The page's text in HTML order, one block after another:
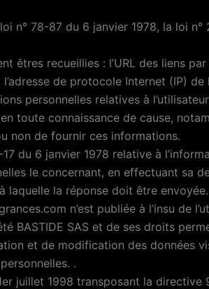
n° 78-87 du 6 janvier 1978, la loi
recueillies : l’URL des liens
de protocole Internet (IP) de
personnelles relatives à
toute connaissance de cause,
non de fournir ces informations.
du 6 janvier 1978 relative à
le concernant, en effectuant sa
laquelle la réponse doit être envoyée.
n’est publiée à l’insu de
BASTIDE SAS et de ses droits
et de modification des données
.
juillet 1998 transposant la